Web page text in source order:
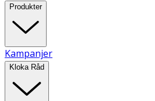
Produkter
Kampanjer
Kloka Råd